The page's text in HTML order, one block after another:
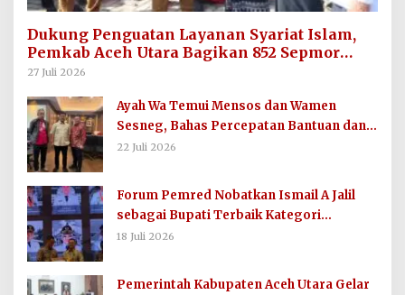
Dukung Penguatan Layanan Syariat Islam,
Pemkab Aceh Utara Bagikan 852 Sepmor
untuk Imum Gampong
27 Juli 2026
Ayah Wa Temui Mensos dan Wamen
Sesneg, Bahas Percepatan Bantuan dan
Dana Direktif Presiden
22 Juli 2026
Forum Pemred Nobatkan Ismail A Jalil
sebagai Bupati Terbaik Kategori
Komunikasi dan Informasi Publik
18 Juli 2026
Pemerintah Kabupaten Aceh Utara Gelar